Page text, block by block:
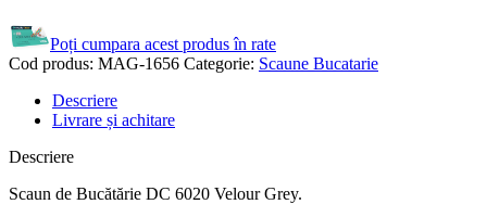
Poți cumpara acest produs în rate
Cod produs: MAG-1656 Categorie: Scaune Bucatarie
Descriere
Livrare și achitare
Descriere
Scaun de Bucătărie DC 6020 Velour Grey.